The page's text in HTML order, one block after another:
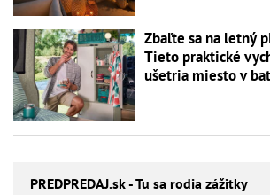
Zbaľte sa na letný
Tieto praktické
ušetria miesto v
PREDPREDAJ.sk - Tu sa rodia zážitky